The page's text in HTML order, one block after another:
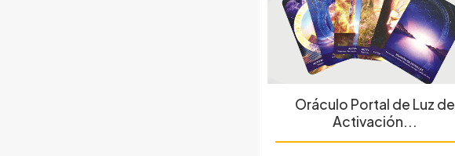
Oráculo Portal de Luz de
Activación...